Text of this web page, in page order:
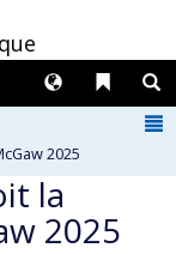
Liens
Langues
2025
la
2025